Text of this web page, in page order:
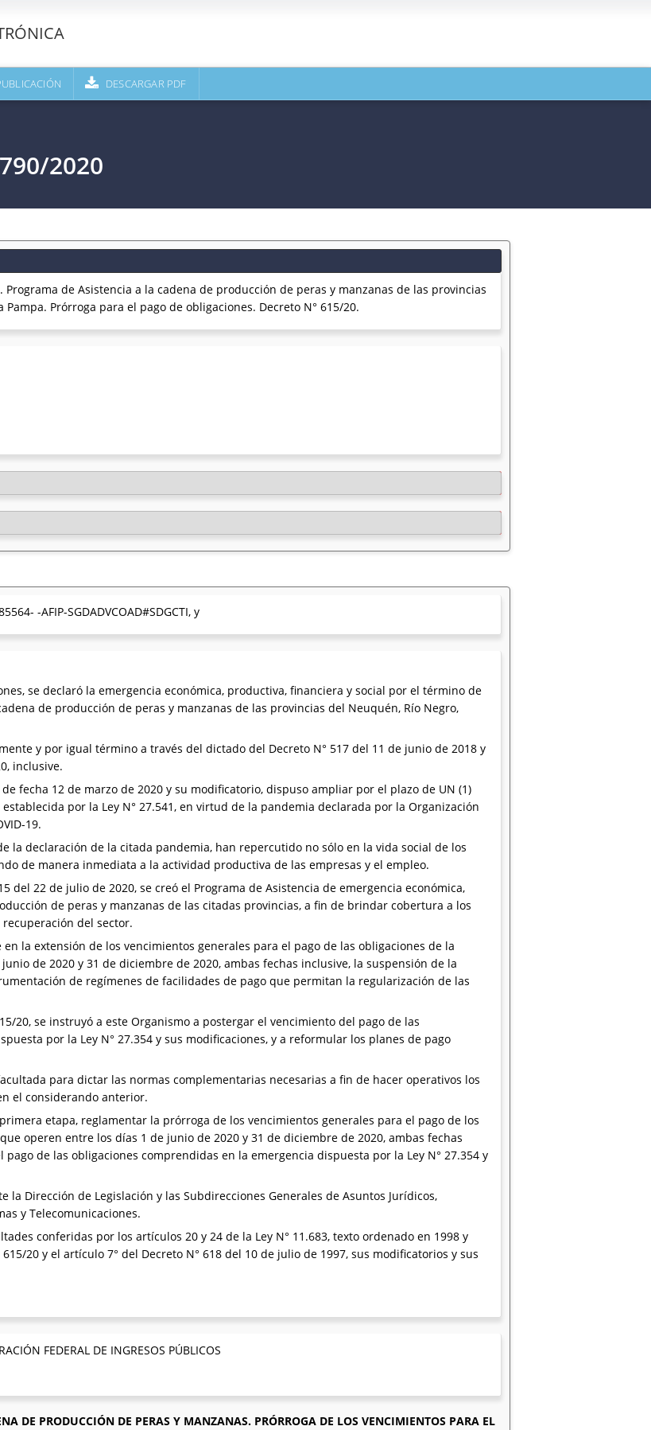
DESCARGAR PDF
2020
Programa de Asistencia a la cadena de producción de peras y manzanas de las provincias
Pampa. Prórroga para el pago de obligaciones. Decreto N° 615/20.
-AFIP-SGDADVCOAD#SDGCTI, y
se declaró la emergencia económica, productiva, financiera y social por el término de
cadena de producción de peras y manzanas de las provincias del Neuquén, Río Negro,
y por igual término a través del dictado del Decreto N° 517 del 11 de junio de 2018 y
inclusive.
fecha 12 de marzo de 2020 y su modificatorio, dispuso ampliar por el plazo de UN (1)
por la Ley N° 27.541, en virtud de la pandemia declarada por la Organización
19.
la declaración de la citada pandemia, han repercutido no sólo en la vida social de los
de manera inmediata a la actividad productiva de las empresas y el empleo.
del 22 de julio de 2020, se creó el Programa de Asistencia de emergencia económica,
de peras y manzanas de las citadas provincias, a fin de brindar cobertura a los
del sector.
la extensión de los vencimientos generales para el pago de las obligaciones de la
de 2020 y 31 de diciembre de 2020, ambas fechas inclusive, la suspensión de la
de regímenes de facilidades de pago que permitan la regularización de las
20, se instruyó a este Organismo a postergar el vencimiento del pago de las
por la Ley N° 27.354 y sus modificaciones, y a reformular los planes de pago
para dictar las normas complementarias necesarias a fin de hacer operativos los
el considerando anterior.
etapa, reglamentar la prórroga de los vencimientos generales para el pago de los
operen entre los días 1 de junio de 2020 y 31 de diciembre de 2020, ambas fechas
de las obligaciones comprendidas en la emergencia dispuesta por la Ley N° 27.354 y
Dirección de Legislación y las Subdirecciones Generales de Asuntos Jurídicos,
y Telecomunicaciones.
conferidas por los artículos 20 y 24 de la Ley N° 11.683, texto ordenado en 1998 y
20 y el artículo 7° del Decreto N° 618 del 10 de julio de 1997, sus modificatorios y sus
FEDERAL DE INGRESOS PÚBLICOS
DE PRODUCCIÓN DE PERAS Y MANZANAS. PRÓRROGA DE LOS VENCIMIENTOS PARA EL